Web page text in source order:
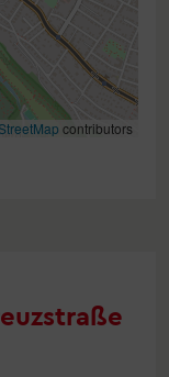
contributors